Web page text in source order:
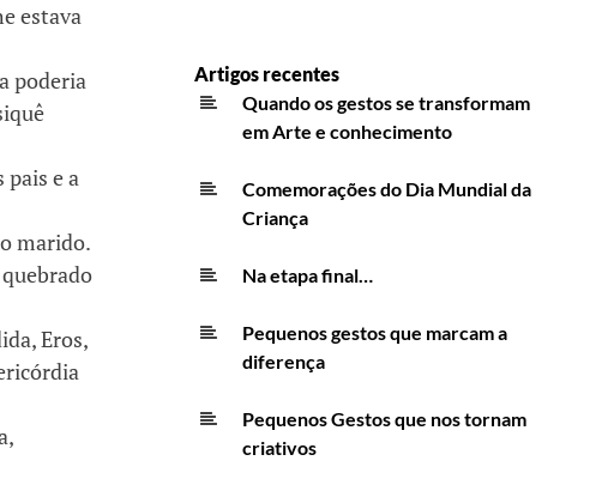
estava
poderia
pais e a
marido.
Eros,
Artigos recentes
Quando os gestos se transformam
em Arte e conhecimento
Comemorações do Dia Mundial da
Criança
Na etapa final…
Pequenos gestos que marcam a
diferença
Pequenos Gestos que nos tornam
criativos